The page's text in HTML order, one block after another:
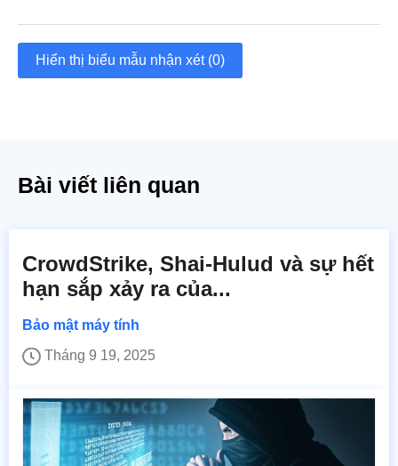
Hiển thị biểu mẫu nhận xét (0)
Bài viết liên quan
CrowdStrike, Shai-Hulud và sự hết
hạn sắp xảy ra của...
Bảo mật máy tính
Tháng 9 19, 2025